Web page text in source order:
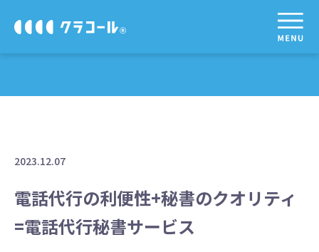
2023.12.07
電話代行の利便性+秘書のクオリティ
=電話代行秘書サービス